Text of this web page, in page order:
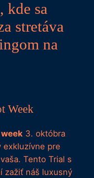
kde sa
stretáva
na
Week
3. októbra
exkluzívne pre
Tento Trial s
zažiť náš luxusný